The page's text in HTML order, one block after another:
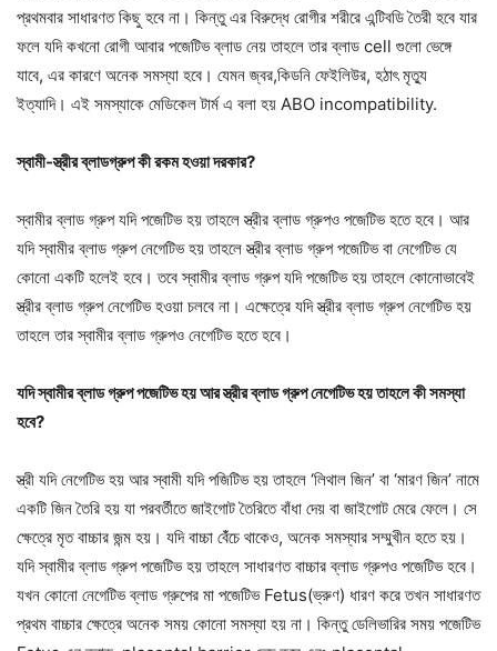
প্রথমবার সাধারণত কিছু হবে না। কিন্তু এর বিরুদ্ধে রোগীর শরীরে এন্টিবডি তৈরী হবে যার
ফলে যদি কখনো রোগী আবার পজেটিভ ব্লাড নেয় তাহলে তার ব্লাড cell গুলো ভেঙ্গে
যাবে, এর কারণে অনেক সমস্যা হবে। যেমন জ্বর,কিডনি ফেইলিউর, হঠাৎ মৃত্যু
ইত্যাদি। এই সমস্যাকে মেডিকেল টার্ম এ বলা হয় ABO incompatibility.
স্বামী-স্ত্রীর ব্লাডগ্রুপ কী রকম হওয়া দরকার?
স্বামীর ব্লাড গ্রুপ যদি পজেটিভ হয় তাহলে স্ত্রীর ব্লাড গ্রুপও পজেটিভ হতে হবে। আর
যদি স্বামীর ব্লাড গ্রুপ নেগেটিভ হয় তাহলে স্ত্রীর ব্লাড গ্রুপ পজেটিভ বা নেগেটিভ যে
কোনো একটি হলেই হবে। তবে স্বামীর ব্লাড গ্রুপ যদি পজেটিভ হয় তাহলে কোনোভাবেই
স্ত্রীর ব্লাড গ্রুপ নেগেটিভ হওয়া চলবে না। এক্ষেত্রে যদি স্ত্রীর ব্লাড গ্রুপ নেগেটিভ হয়
তাহলে তার স্বামীর ব্লাড গ্রুপও নেগেটিভ হতে হবে।
যদি স্বামীর ব্লাড গ্রুপ পজেটিভ হয় আর স্ত্রীর ব্লাড গ্রুপ নেগেটিভ হয় তাহলে কী সমস্যা
হবে?
স্ত্রী যদি নেগেটিভ হয় আর স্বামী যদি পজিটিভ হয় তাহলে ‘লিথাল জিন’ বা ‘মারণ জিন’ নামে
একটি জিন তৈরি হয় যা পরবর্তীতে জাইগোট তৈরিতে বাঁধা দেয় বা জাইগোট মেরে ফেলে। সে
ক্ষেত্রে মৃত বাচ্চার জন্ম হয়। যদি বাচ্চা বেঁঁচে থাকেও, অনেক সমস্যার সম্মুখীন হতে হয়।
যদি স্বামীর ব্লাড গ্রুপ পজেটিভ হয় তাহলে সাধারণত বাচ্চার ব্লাড গ্রুপও পজেটিভ হবে।
যখন কোনো নেগেটিভ ব্লাড গ্রুপের মা পজেটিভ Fetus(ভ্রুণ) ধারণ করে তখন সাধারণত
প্রথম বাচ্চার ক্ষেত্রে অনেক সময় কোনো সমস্যা হয় না। কিন্তু ডেলিভারির সময় পজেটিভ